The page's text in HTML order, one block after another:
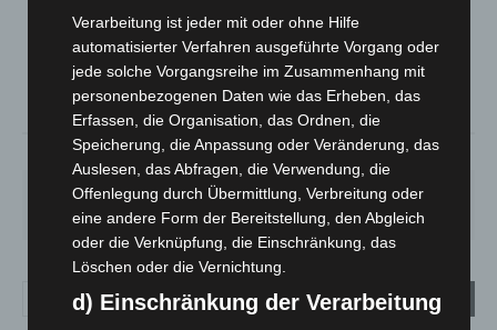
21.9°C 22.7°
21.6°
62% 3.6m/s 4%
DO.
29°
FR.
25°
SA.
27°
SO.
32°
MO.
35
Verarbeitung ist jeder mit oder ohne Hilfe
automatisierter Verfahren ausgeführte Vorgang oder
jede solche Vorgangsreihe im Zusammenhang mit
personenbezogenen Daten wie das Erheben, das
Erfassen, die Organisation, das Ordnen, die
Speicherung, die Anpassung oder Veränderung, das
Auslesen, das Abfragen, die Verwendung, die
Offenlegung durch Übermittlung, Verbreitung oder
eine andere Form der Bereitstellung, den Abgleich
oder die Verknüpfung, die Einschränkung, das
Löschen oder die Vernichtung.
d) Einschränkung der Verarbeitung